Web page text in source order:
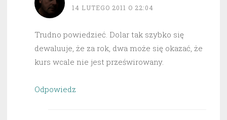
14 LUTEGO 2011 O 22:04
Trudno powiedzieć. Dolar tak szybko się
dewaluuje, że za rok, dwa może się okazać, że
kurs wcale nie jest prześwirowany.
Odpowiedz